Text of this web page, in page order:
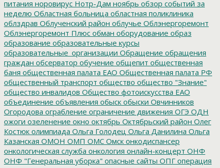
питания норовирус Нотр-Дам ноябрь обзор событий за
неделю Областная больница областная поликлиника
облздрав Облученский район облучье Облэнергоремонт
Облэнергоремонт Плюс обман оборудование образ
образование образовательные курсы
образовательные_организации Обращение обращения
граждан обсерватор обучение общепит общественная
баня общественная палата ЕАО Общественная палата РФ
общественный транспорт общество общество "Знание"
общество инвалидов Общество фотоискусства ЕАО
объединение объявления обыск обыски Овчинников
Огородова ограбление ограничение движения ОГЭ ОДН
ожоги озеленение окно октябрь Октябрьский район Олег
Костюк олимпиада Ольга Голодец Ольга Данилина Ольга
Казанская ОМОН ОМП ОМС Омск онкодиспансер
онкологическая служба онкология онлайн-концерт ОНФ
ОНФ "Генеральная уборка" опасные сайты ОПГ операция